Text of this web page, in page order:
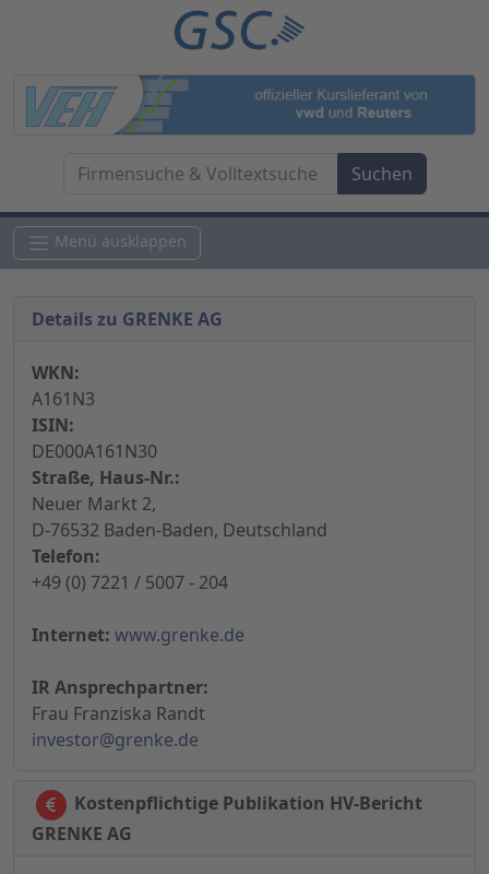
Menü ausklappen
Details zu GRENKE AG
WKN:
A161N3
ISIN:
DE000A161N30
Straße, Haus-Nr.:
Neuer Markt 2,
D-76532 Baden-Baden, Deutschland
Telefon:
+49 (0) 7221 / 5007 - 204
Internet: www.grenke.de
IR Ansprechpartner:
Frau Franziska Randt
investor@grenke.de
Kostenpflichtige Publikation HV-Bericht
GRENKE AG